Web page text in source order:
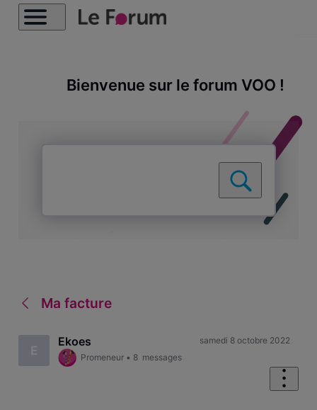
Bienvenue sur le forum VOO !
Ma facture
E
Ekoes
Promeneur • 8 messages
samedi 8 octobre 2022